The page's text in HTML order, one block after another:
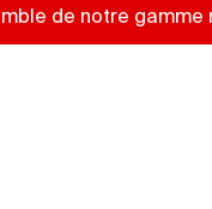
de notre gamme